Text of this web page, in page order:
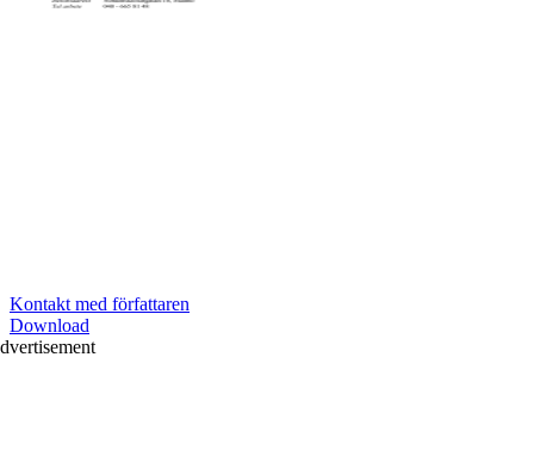
Kontakt med författaren
Download